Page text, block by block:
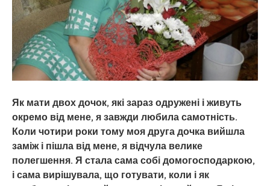
Як мати двох дочок, які зараз одружені і живуть
окремо від мене, я завжди любила самотність.
Коли чотири роки тому моя друга дочка вийшла
заміж і пішла від мене, я відчула велике
полегшення. Я стала сама собі домогосподаркою,
і сама вирішувала, що готувати, коли і як